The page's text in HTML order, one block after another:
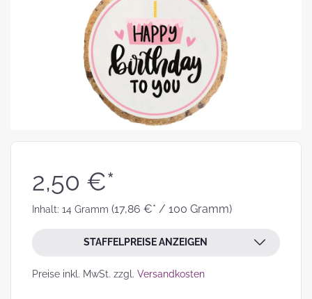
2,50 €*
Inhalt: 14 Gramm (17,86 €* / 100 Gramm)
STAFFELPREISE ANZEIGEN
Preise inkl. MwSt. zzgl. Versandkosten